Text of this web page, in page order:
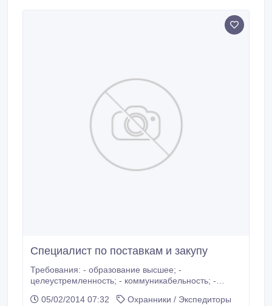
Специалист по поставкам и закупу
Требования: - образование высшее; -
целеустремленность; - коммуникабельность; -
Обязанности: -создание технологий
05/02/2014 07:32
Охранники / Экспедиторы